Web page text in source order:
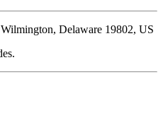
Delaware 19802, US